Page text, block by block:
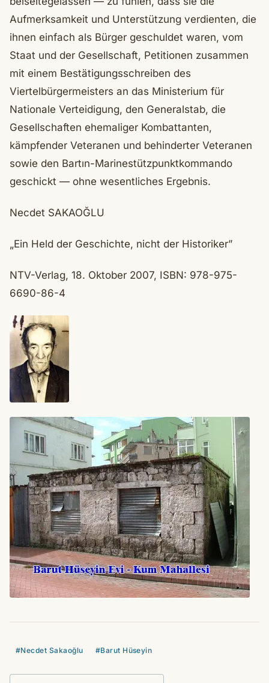
Aufmerksamkeit und Unterstützung verdienten, die
ihnen einfach als Bürger geschuldet waren, vom
Staat und der Gesellschaft, Petitionen zusammen
mit einem Bestätigungsschreiben des
Viertelbürgermeisters an das Ministerium für
Nationale Verteidigung, den Generalstab, die
Gesellschaften ehemaliger Kombattanten,
kämpfender Veteranen und behinderter Veteranen
sowie den Bartın-Marinestützpunktkommando
geschickt — ohne wesentliches Ergebnis.
Necdet SAKAOĞLU
„Ein Held der Geschichte, nicht der Historiker”
NTV-Verlag, 18. Oktober 2007, ISBN: 978-975-
6690-86-4
#Necdet Sakaoğlu #Barut Hüseyin